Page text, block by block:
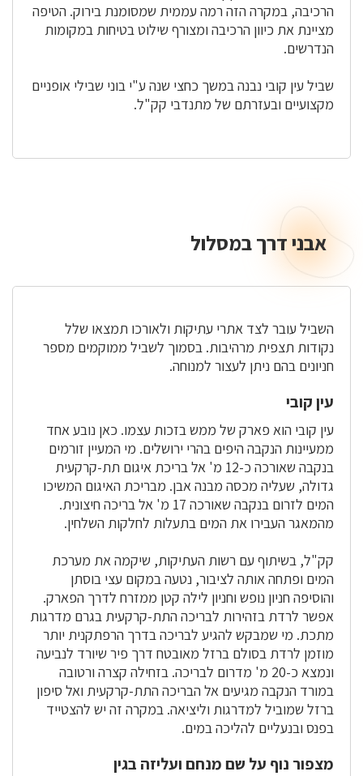
הרכיבה, במקרה הזה רמה עממית שמסומנת בירוק. הטיפה
מציינת את כיוון הרכיבה ומצורף שילוט בטיחות במקומות
הנדרשים.
שביל עין קובי נבנה במשך כחצי שנה ע"י בוני שבילי אופניים
מקצועיים ובעזרתם של מתנדבי קק"ל.
אבני דרך במסלול
השביל עובר לצד אתרי עתיקות ולאורכו תמצאו שלל
נקודות תצפית מרהיבות. בסמוך לשביל ממוקמים מספר
חניונים בהם ניתן לעצור למנוחה.
עין קובי
עין קובי הוא פארק של ממש בזכות עצמו. כאן נובע אחד
ממעיינות הנקבה היפים בהרי ירושלים. מי המעיין זורמים
בנקבה שאורכה כ-12 מ' אל בריכת איגום תת-קרקעית
גדולה, שעליה מכסה מבנה אבן. מבריכת האיגום המשיכו
המים לזרום בנקבה שאורכה 17 מ' אל בריכה חיצונית.
מהמאגר העבירו את המים בתעלות לחלקות השלחין.
קק"ל, בשיתוף עם רשות העתיקות, שיקמה את מערכת
המים ופתחה אותה לציבור, נטעה במקום עצי בוסתן
והוסיפה חניון נופש וחניון לילה קטן ממזרח לדרך הפארק.
אפשר לרדת בזהירות לבריכה התת-קרקעית בגרם מדרגות
מתכת. מי שמבקש להגיע לבריכה בדרך הרפתקנית יותר
מוזמן לרדת בסולם ברזל מאובטח דרך פיר שיורד לנביעה
ונמצא כ-20 מ' מדרום לבריכה. בזחילה קצרה ורטובה
במורד הנקבה מגיעים אל הבריכה התת-קרקעית ואל סיפון
ברזל שמוביל למדרגות וליציאה. במקרה זה יש להצטייד
בפנס ובנעליים להליכה במים.
מצפור נוף על שם מנחם ועליזה בגין